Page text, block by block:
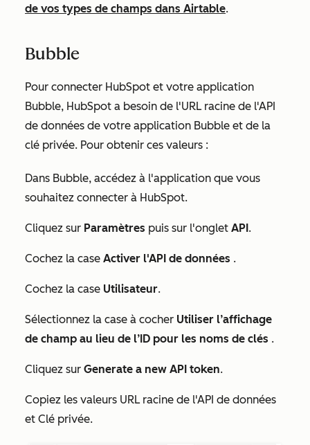
de vos types de champs dans Airtable.
Bubble
Pour connecter HubSpot et votre application
Bubble, HubSpot a besoin de l'URL racine de l'API
de données de votre application Bubble et de la
clé privée. Pour obtenir ces valeurs :
Dans Bubble, accédez à l'application que vous
souhaitez connecter à HubSpot.
Cliquez sur Paramètres puis sur l'onglet API .
Cochez la case Activer l'API de données .
Cochez la case Utilisateur.
Sélectionnez la case à cocher Utiliser l’affichage
de champ au lieu de l’ID pour les noms de clés .
Cliquez sur Generate a new API token.
Copiez les valeurs URL racine de l'API de données
et Clé privée.